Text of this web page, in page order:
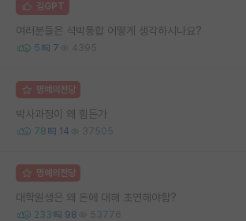
김GPT
여러분들은 석박통합 어떻게 생각하시나요?
5 7 4395
명예의전당
박사과정이 왜 힘든가
78 14 37505
명예의전당
대학원생은 왜 돈에 대해 초연해야함?
233 98 53776